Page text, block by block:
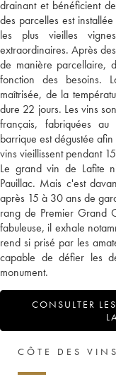
drainant et bénéficient
des parcelles est
les plus vieilles
extraordinaires. Après
de manière parcellaire,
fonction des besoins.
maîtrisée, de la
dure 22 jours. Les vins
français, fabriquées
barrique est dégustée
vins vieillissent pendant
Le grand vin de Lafite
Pauillac. Mais c'est
après 15 à 30 ans de
rang de Premier Grand
fabuleuse, il exhale
rend si prisé par les
capable de défier les
monument.
CONSULTER
CÔTE DES